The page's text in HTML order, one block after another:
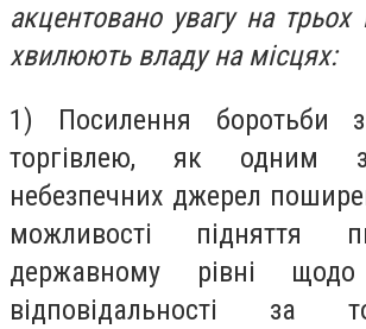
акцентовано увагу на
хвилюють владу на місцях:
1) Посилення боротьби
торгівлею, як одним
небезпечних джерел
можливості підняття
державному рівні щодо
відповідальності за